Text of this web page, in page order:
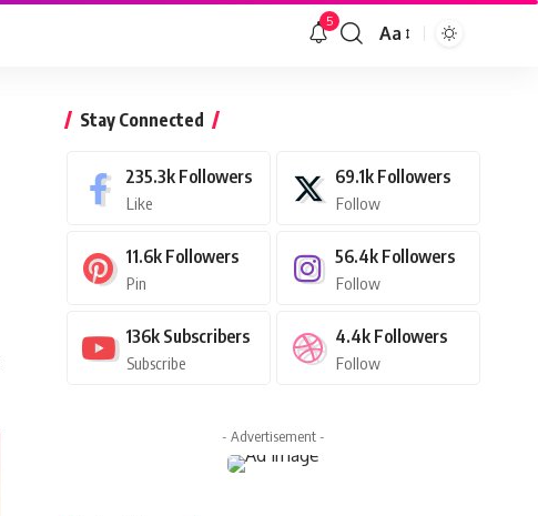
5
Font
Aa
Stay Connected
235.3k Followers
Like
69.1k Followers
Follow
11.6k Followers
Pin
56.4k Followers
Follow
136k Subscribers
Subscribe
4.4k Followers
Follow
- Advertisement -